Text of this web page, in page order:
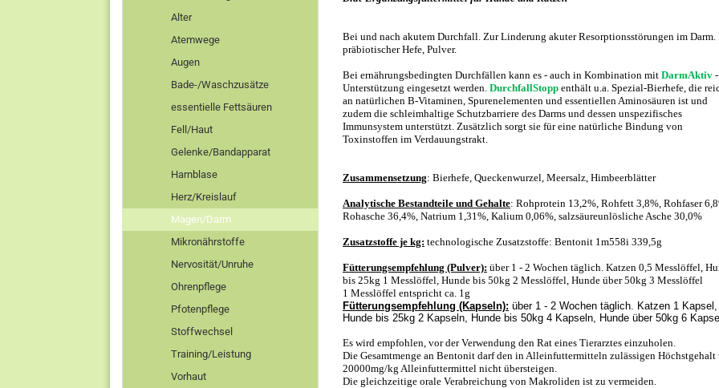
Bei und nach akutem Durchfall. Zur Linderung akuter Resorptionsstörungen im
präbiotischer Hefe, Pulver.
Bei ernährungsbedingten Durchfällen kann es - auch in Kombination mit DarmAktiv
Unterstützung eingesetzt werden. DurchfallStopp enthält u.a. Spezial-Bierhefe, die
an natürlichen B-Vitaminen, Spurenelementen und essentiellen Aminosäuren ist und
zudem die schleimhaltige Schutzbarriere des Darms und dessen unspezifisches
Immunsystem unterstützt. Zusätzlich sorgt sie für eine natürliche Bindung von
Toxinstoffen im Verdauungstrakt.
Zusammensetzung: Bierhefe, Queckenwurzel, Meersalz, Himbeerblätter
Analytische Bestandteile und Gehalte: Rohprotein 13,2%, Rohfett 3,8%, Rohfaser
Rohasche 36,4%, Natrium 1,31%, Kalium 0,06%, salzsäureunlösliche Asche 30,0%
Zusatzstoffe je kg: technologische Zusatzstoffe: Bentonit 1m558i 339,5g
Fütterungsempfehlung (Pulver): über 1 - 2 Wochen täglich. Katzen 0,5 Messlöffel,
bis 25kg 1 Messlöffel, Hunde bis 50kg 2 Messlöffel, Hunde über 50kg 3 Messlöffel
1 Messlöffel entspricht ca. 1g
Fütterungsempfehlung (Kapseln): über 1 - 2 Wochen täglich. Katzen 1 Kapsel,
Hunde bis 25kg 2 Kapseln, Hunde bis 50kg 4 Kapseln, Hunde über 50kg 6
Es wird empfohlen, vor der Verwendung den Rat eines Tierarztes einzuholen.
Die Gesamtmenge an Bentonit darf den in Alleinfuttermitteln zulässigen Höchstgehalt
20000mg/kg Alleinfuttermittel nicht übersteigen.
Die gleichzeitige orale Verabreichung von Makroliden ist zu vermeiden.
Alter
Atemwege
Augen
Bade-/Waschzusätze
essentielle Fettsäuren
Fell/Haut
Gelenke/Bandapparat
Harnblase
Herz/Kreislauf
Magen/Darm
Mikronährstoffe
Nervosität/Unruhe
Ohrenpflege
Pfotenpflege
Stoffwechsel
Training/Leistung
Vorhaut